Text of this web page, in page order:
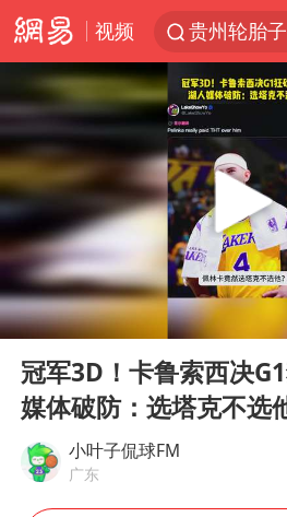
视频
昆明石林火
台风白海
我国编制
感觉全东北
Play
00:00
冠军3D！卡鲁索西决
媒体破防：选塔克不选
小叶子侃球FM
广东